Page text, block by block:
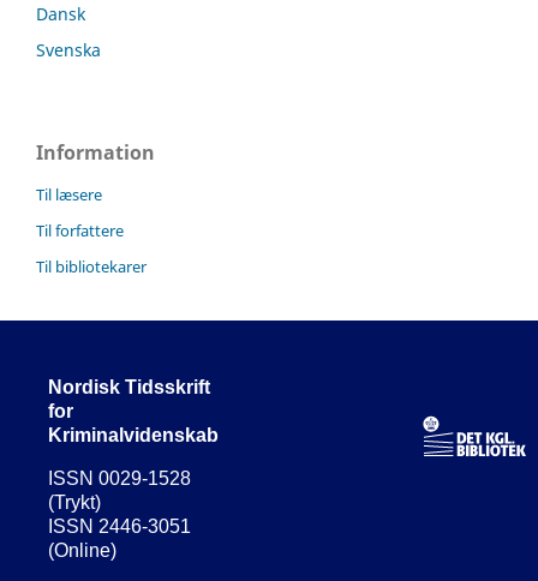
Dansk
Svenska
Information
Til læsere
Til forfattere
Til bibliotekarer
Nordisk Tidsskrift
for
Kriminalvidenskab
ISSN 0029-1528
(Trykt)
ISSN 2446-3051
(Online)